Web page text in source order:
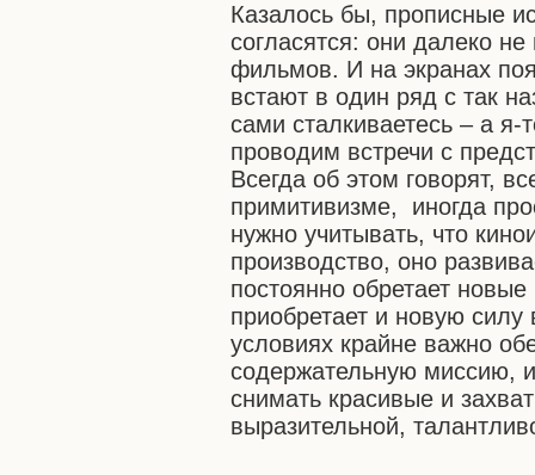
Казалось бы, прописные
согласятся: они далеко
фильмов. И на экранах
встают в один ряд с так
сами сталкиваетесь – а я-
проводим встречи с
Всегда об этом говорят,
примитивизме, иногда
нужно учитывать, что
производство, оно
постоянно обретает
приобретает и новую
условиях крайне важно
содержательную миссию,
снимать красивые и
выразительной,